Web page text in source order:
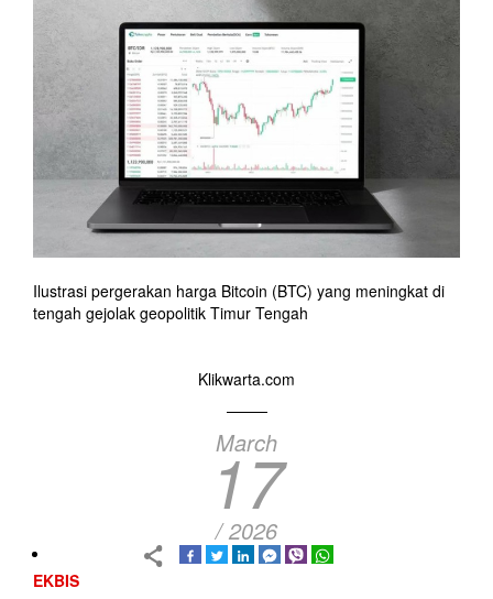
Ilustrasi pergerakan harga Bitcoin (BTC) yang meningkat di
tengah gejolak geopolitik Timur Tengah
Klikwarta.com
March
17
/ 2026
EKBIS